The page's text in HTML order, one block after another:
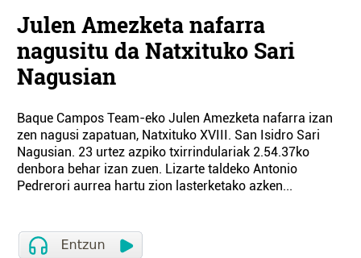
Julen Amezketa nafarra
nagusitu da Natxituko Sari
Nagusian
Baque Campos Team-eko Julen Amezketa nafarra izan
zen nagusi zapatuan, Natxituko XVIII. San Isidro Sari
Nagusian. 23 urtez azpiko txirrindulariak 2.54.37ko
denbora behar izan zuen. Lizarte taldeko Antonio
Pedrerori aurrea hartu zion lasterketako azken...